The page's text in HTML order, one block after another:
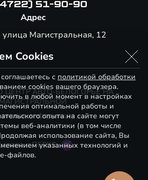
51-90-90
Адрес
улица Магистральная, 12
ЦЕНТР АВТО-БЕЛОГОРЬЕ НА
МАГИСТРАЛЬНОЙ
информация
в ПЕРКС
Cookies
с политикой обработки
cookies вашего браузера.
в любой момент в настройках
оптимальной работы и
опыта на сайте могут
веб-аналитики (в том числе
использование сайта, Вы
указанных технологий и
файлов.